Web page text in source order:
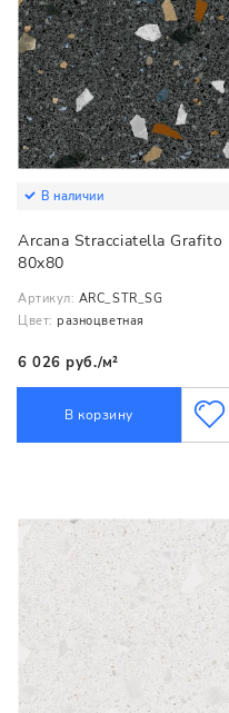
В наличии
Arcana Stracciatella Grafito
80x80
Артикул: ARC_STR_SG
Цвет: разноцветная
6 026 руб./м²
В корзину